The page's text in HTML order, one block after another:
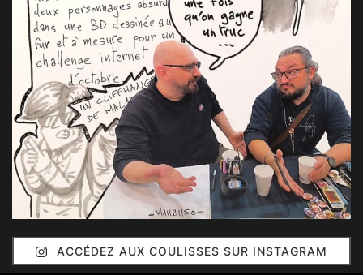
ACCÉDEZ AUX COULISSES SUR INSTAGRAM